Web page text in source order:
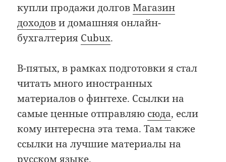
купли продажи долговМагазин
доходови домашняя онлайн-
бухгалтерия Cubux.
В-пятых, в рамках подготовки я стал
читать много иностранных
материалов о финтехе. Ссылки на
самые ценные отправляю сюда, если
кому интересна эта тема. Там также
ссылки на лучшие материалы на
русском языке.